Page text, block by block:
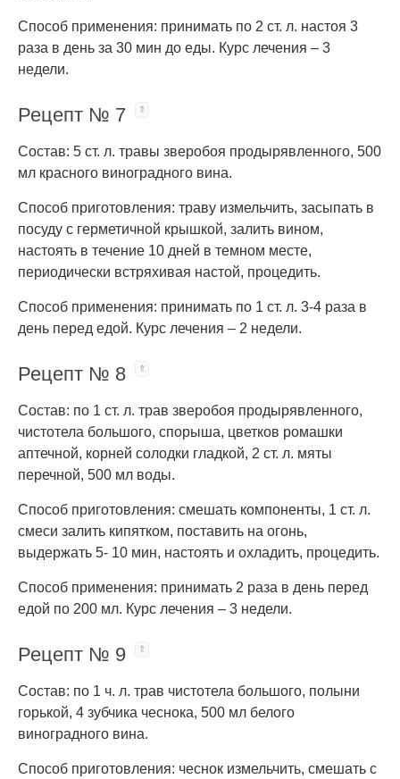
Способ применения: принимать по 2 ст. л. настоя 3
раза в день за 30 мин до еды. Курс лечения – 3
недели.
Рецепт № 7
Состав: 5 ст. л. травы зверобоя продырявленного, 500
мл красного виноградного вина.
Способ приготовления: траву измельчить, засыпать в
посуду с герметичной крышкой, залить вином,
настоять в течение 10 дней в темном месте,
периодически встряхивая настой, процедить.
Способ применения: принимать по 1 ст. л. 3-4 раза в
день перед едой. Курс лечения – 2 недели.
Рецепт № 8
Состав: по 1 ст. л. трав зверобоя продырявленного,
чистотела большого, спорыша, цветков ромашки
аптечной, корней солодки гладкой, 2 ст. л. мяты
перечной, 500 мл воды.
Способ приготовления: смешать компоненты, 1 ст. л.
смеси залить кипятком, поставить на огонь,
выдержать 5- 10 мин, настоять и охладить, процедить.
Способ применения: принимать 2 раза в день перед
едой по 200 мл. Курс лечения – 3 недели.
Рецепт № 9
Состав: по 1 ч. л. трав чистотела большого, полыни
горькой, 4 зубчика чеснока, 500 мл белого
виноградного вина.
Способ приготовления: чеснок измельчить, смешать с